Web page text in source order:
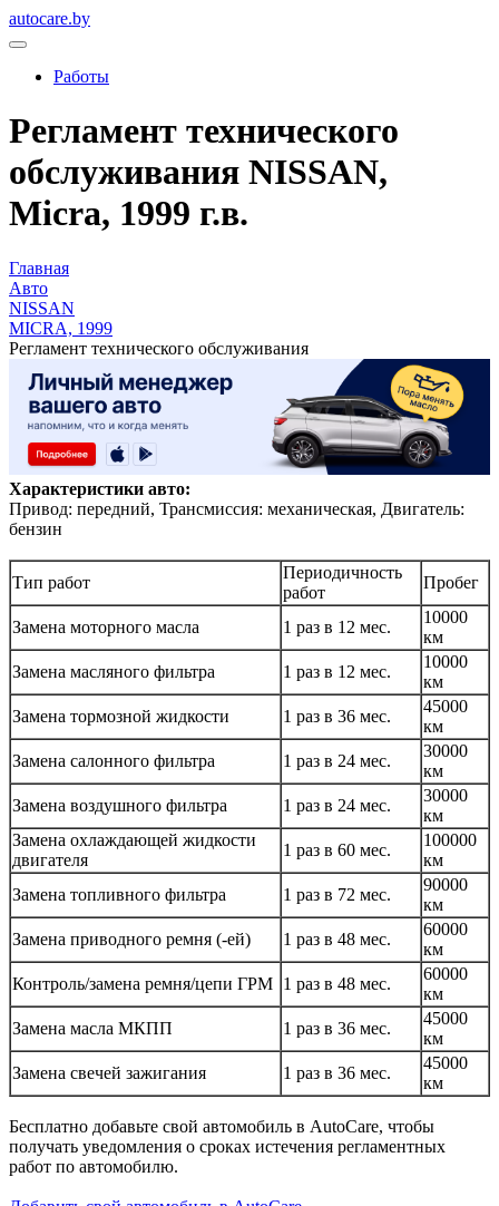
autocare.by
Работы
Регламент технического
обслуживания NISSAN,
Micra, 1999 г.в.
Главная
Авто
NISSAN
MICRA, 1999
Регламент технического обслуживания
Характеристики авто:
Привод: передний, Трансмиссия: механическая, Двигатель:
бензин
Тип работ
Периодичность
работ
Пробег
Замена моторного масла 1 раз в 12 мес.
10000
км
Замена масляного фильтра
1 раз в 12 мес.
10000
км
Замена тормозной жидкости
1 раз в 36 мес.
45000
км
Замена салонного фильтра
1 раз в 24 мес.
30000
км
Замена воздушного фильтра
1 раз в 24 мес.
30000
км
Замена охлаждающей жидкости
двигателя
1 раз в 60 мес.
100000
км
Замена топливного фильтра
1 раз в 72 мес.
90000
км
Замена приводного ремня (-ей)
1 раз в 48 мес.
60000
км
Контроль/замена ремня/цепи ГРМ 1 раз в 48 мес.
60000
км
Замена масла МКПП
1 раз в 36 мес.
45000
км
Замена свечей зажигания
1 раз в 36 мес.
45000
км
Бесплатно добавьте свой автомобиль в AutoCare, чтобы
получать уведомления о сроках истечения регламентных
работ по автомобилю.